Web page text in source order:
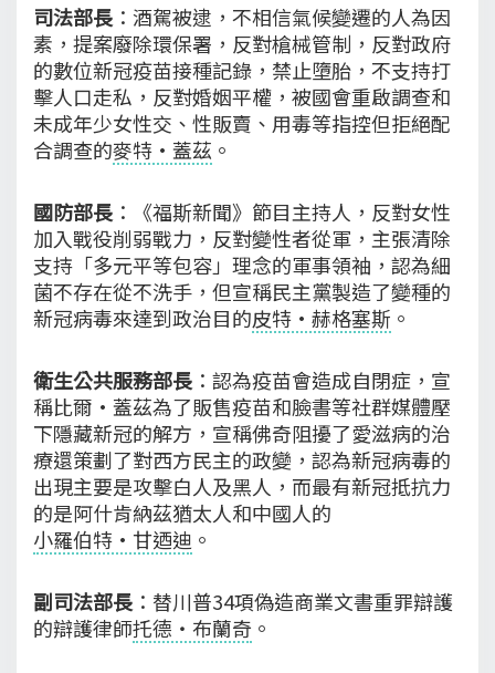
司法部長 ：酒駕被逮，不相信氣候變遷的人為因
素，提案廢除環保署，反對槍械管制，反對政府
的數位新冠疫苗接種記錄，禁止墮胎，不支持打
擊人口走私，反對婚姻平權，被國會重啟調查和
未成年少女性交、性販賣、用毒等指控但拒絕配
合調查的麥特·蓋茲 。
國防部長 ：《福斯新聞》節目主持人，反對女性
加入戰役削弱戰力，反對變性者從軍，主張清除
支持「多元平等包容」理念的軍事領袖，認為細
菌不存在從不洗手，但宣稱民主黨製造了變種的
新冠病毒來達到政治目的皮特·赫格塞斯 。
衛生公共服務部長 ：認為疫苗會造成自閉症，宣
稱比爾·蓋茲為了販售疫苗和臉書等社群媒體壓
下隱藏新冠的解方，宣稱佛奇阻擾了愛滋病的治
療還策劃了對西方民主的政變，認為新冠病毒的
出現主要是攻擊白人及黑人，而最有新冠抵抗力
的是阿什肯納茲猶太人和中國人的
小羅伯特·甘迺迪 。
副司法部長 ：替川普34項偽造商業文書重罪辯護
的辯護律師托德‧布蘭奇 。